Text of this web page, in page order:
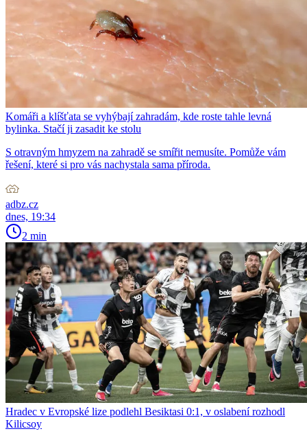
Komáři a klíšťata se vyhýbají zahradám, kde roste tahle levná
bylinka. Stačí ji zasadit ke stolu
S otravným hmyzem na zahradě se smířit nemusíte. Pomůže vám
řešení, které si pro vás nachystala sama příroda.
adbz.cz
dnes, 19:34
2 min
Hradec v Evropské lize podlehl Besiktasi 0:1, v oslabení rozhodl
Kilicsoy